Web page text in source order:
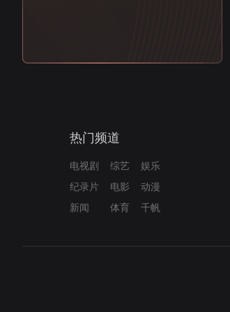
热门频道
电视剧 综艺
娱乐
纪录片
电影
动漫
新闻
体育 千帆